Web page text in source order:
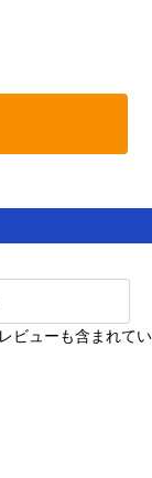
ビューも含まれてい